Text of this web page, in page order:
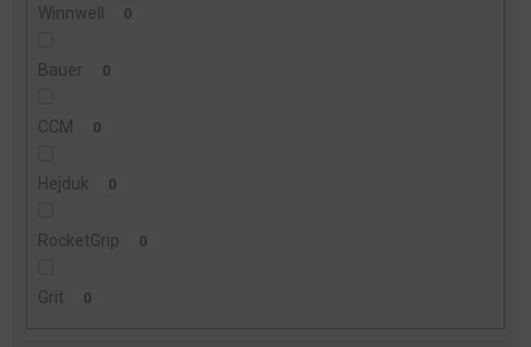
Winnwell 0
Bauer 0
CCM 0
Hejduk 0
RocketGrip 0
Grit 0